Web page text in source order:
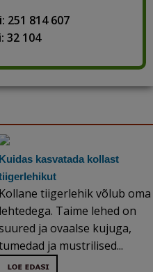
251 814 607
32 104
Kuidas kasvatada kollast
Kollane tiigerlehik võlub oma
lehtedega. Taime lehed on
ja ovaalse kujuga,
ja mustrilised...